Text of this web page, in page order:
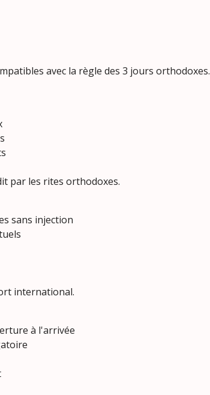
avec la règle des 3 jours orthodoxes.
par les rites orthodoxes.
sans injection
international.
à l'arrivée